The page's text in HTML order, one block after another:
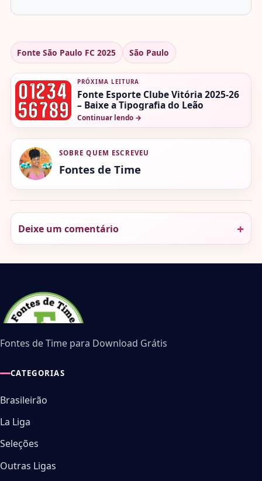
Fonte São Paulo FC 2025 São Paulo
PRÓXIMA LEITURA
Fonte Esporte Clube Vitória 2025-26
– Baixe a Tipografia do Leão
Continuar lendo →
SOBRE QUEM ESCREVEU
Fontes de Time
Deixe um comentário
Fontes de Time para Download Grátis
CATEGORIAS
Brasileirão
La Liga
Seleções
Outras Ligas